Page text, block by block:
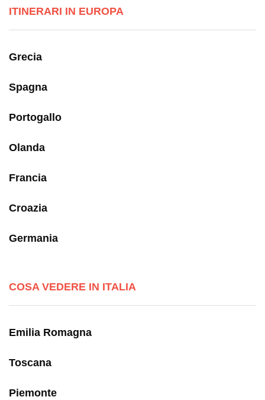
ITINERARI IN EUROPA
Grecia
Spagna
Portogallo
Olanda
Francia
Croazia
Germania
COSA VEDERE IN ITALIA
Emilia Romagna
Toscana
Piemonte